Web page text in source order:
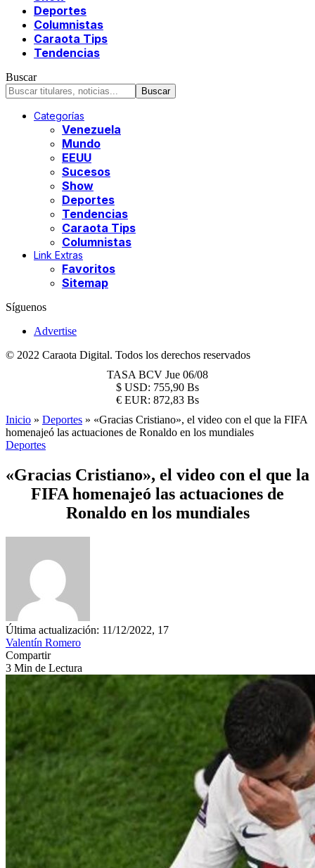
Deportes
Columnistas
Caraota Tips
Tendencias
Buscar
Categorías
Venezuela
Mundo
EEUU
Sucesos
Show
Deportes
Tendencias
Caraota Tips
Columnistas
Link Extras
Favoritos
Sitemap
Síguenos
Advertise
© 2022 Caraota Digital. Todos los derechos reservados
TASA BCV Jue 06/08
$ USD: 755,90 Bs
€ EUR: 872,83 Bs
Inicio » Deportes » «Gracias Cristiano», el video con el que la FIFA
homenajeó las actuaciones de Ronaldo en los mundiales
Deportes
«Gracias Cristiano», el video con el que la
FIFA homenajeó las actuaciones de
Ronaldo en los mundiales
Última actualización: 11/12/2022, 17
Valentín Romero
Compartir
3 Min de Lectura